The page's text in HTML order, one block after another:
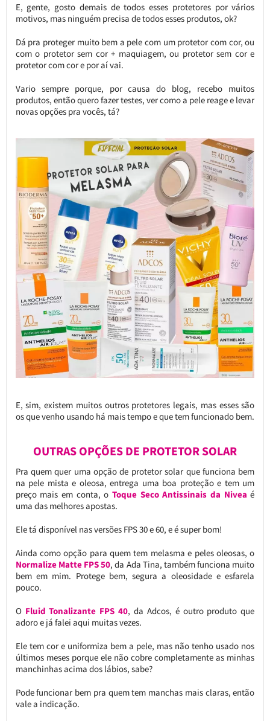
E, gente, gosto demais de todos esses protetores por vários
motivos, mas ninguém precisa de todos esses produtos, ok?
Dá pra proteger muito bem a pele com um protetor com cor, ou
com o protetor sem cor + maquiagem, ou protetor sem cor e
protetor com cor e por aí vai.
Vario sempre porque, por causa do blog, recebo muitos
produtos, então quero fazer testes, ver como a pele reage e levar
novas opções pra vocês, tá?
E, sim, existem muitos outros protetores legais, mas esses são
os que venho usando há mais tempo e que tem funcionado bem.
OUTRAS OPÇÕES DE PROTETOR SOLAR
Pra quem quer uma opção de protetor solar que funciona bem
na pele mista e oleosa, entrega uma boa proteção e tem um
preço mais em conta, o Toque Seco Antissinais da Nivea é
uma das melhores apostas.
Ele tá disponível nas versões FPS 30 e 60, e é super bom!
Ainda como opção para quem tem melasma e peles oleosas, o
Normalize Matte FPS 50, da Ada Tina, também funciona muito
bem em mim. Protege bem, segura a oleosidade e esfarela
pouco.
O Fluid Tonalizante FPS 40, da Adcos, é outro produto que
adoro e já falei aqui muitas vezes.
Ele tem cor e uniformiza bem a pele, mas não tenho usado nos
últimos meses porque ele não cobre completamente as minhas
manchinhas acima dos lábios, sabe?
Pode funcionar bem pra quem tem manchas mais claras, então
vale a indicação.